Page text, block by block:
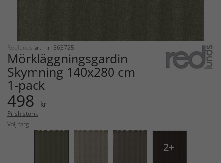
Redlunds art. nr: 563725
Mörkläggningsgardin
Skymning 140x280 cm
1-pack
498 kr
Prishistorik
Välj färg
2+